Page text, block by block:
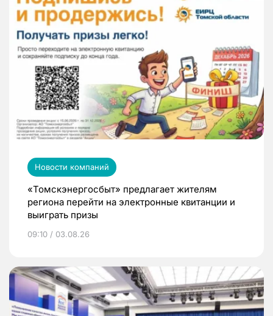
Новости компаний
«Томскэнергосбыт» предлагает жителям
региона перейти на электронные квитанции и
выиграть призы
09:10 / 03.08.26